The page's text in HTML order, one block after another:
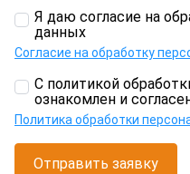
Я даю согласие на
данных
Согласие на обработку
С политикой
ознакомлен и
Политика обработки
Отправить заявку